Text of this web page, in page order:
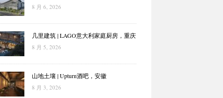
8 月 6, 2026
几里建筑 | LAGO意大利家庭厨房，重庆
8 月 5, 2026
山地土壤 | Upturn酒吧，安徽
8 月 3, 2026